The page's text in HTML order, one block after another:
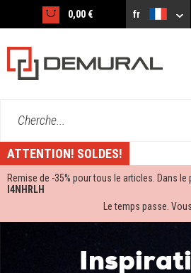
0,00 € fr
Cherche...
ATTENTION! SOLDES!
Remise de -35% pour tous le articles. Dans le
I4NHRLH
Le temps passe.